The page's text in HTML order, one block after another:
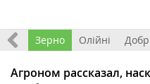
Світ Зерно Олійні
Агроном рассказал,